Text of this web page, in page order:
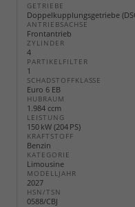
GETRIEBE
Doppelkupplungsgetriebe
ANTRIEBSACHSE
Frontantrieb
ZYLINDER
4
PARTIKELFILTER
1
SCHADSTOFFKLASSE
Euro 6 EB
HUBRAUM
1.984 ccm
LEISTUNG
150 kW (204 PS)
KRAFTSTOFF
Benzin
KATEGORIE
Limousine
MODELLJAHR
2027
HSN/TSN
0588/CBJ